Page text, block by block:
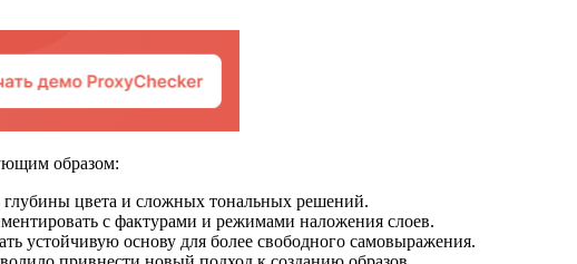
образом:
цвета и сложных тональных решений.
с фактурами и режимами наложения слоев.
устойчивую основу для более свободного самовыражения.